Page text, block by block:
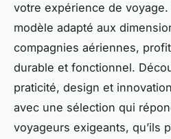
votre expérience de
modèle adapté aux
compagnies aériennes,
durable et fonctionnel.
praticité, design et
avec une sélection qui
voyageurs exigeants, qu’ils